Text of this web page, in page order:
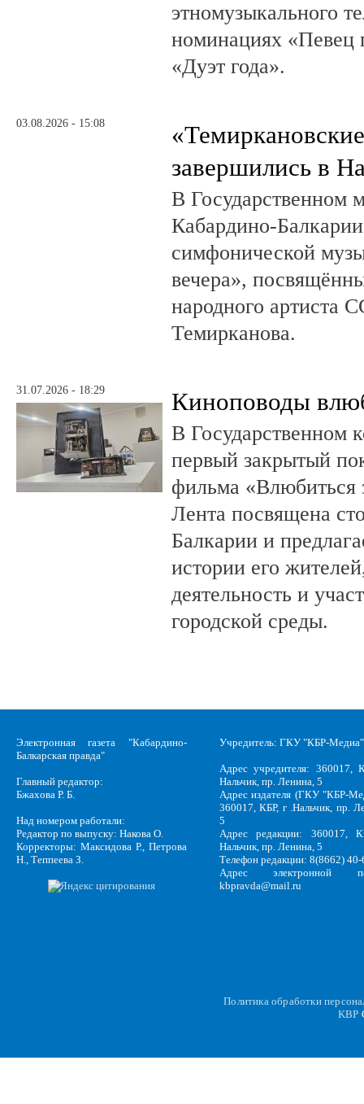
этномузыкального
номинациях «Певец
«Дуэт года».
03.08.2026 - 15:08
завершились в
В Государственном
Кабардино-
симфонической
вечера»,
народного артиста
Темирканова.
31.07.2026 - 18:29 Киноповоды
В Государственном
первый закрытый
фильма «Влюбиться
Лента посвящена
Балкарии и
истории его
деятельность и
городской среды.
Электронная газета "Кабардино-
Балкарская правда"
Главный редактор:
Бжахова Р. Б.
Над номером работали:
Редактор по выпуску: Накова О.
Корректоры: Максидова Р., Петрова
Н., Теппеева З.
Учредитель: ГКУ "КБР-Медиа"
Адрес учредителя: 360017,
Нальчик, пр. Ленина, 5
Адрес издателя (ГКУ "КБР-
360017, КБР, г .Нальчик, пр.
5
Адрес редакции: 360017,
Нальчик, пр. Ленина, 5
Телефон редакции: 8(8662)
Адрес электронной
kbpravda@mail.ru
Политика обработки
KBP